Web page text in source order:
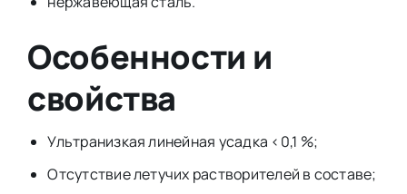
Особенности и
свойства
Ультранизкая линейная усадка <0,1 %;
Отсутствие летучих растворителей в составе;